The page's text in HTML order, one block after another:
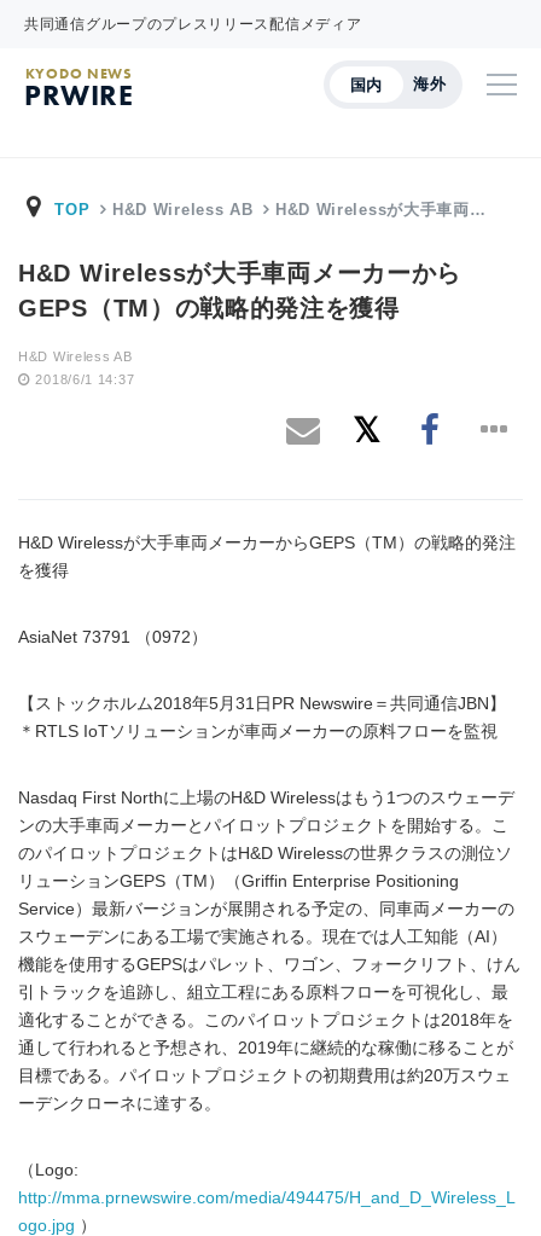
共同通信グループのプレスリリース配信メディア
国内 海外
KYODO NEWS
PRWIRE
TOP H&D Wireless AB H&D Wirelessが大手車両…
H&D Wirelessが大手車両メーカーから
GEPS（TM）の戦略的発注を獲得
H&D Wireless AB
2018/6/1 14:37
H&D Wirelessが大手車両メーカーからGEPS（TM）の戦略的発注
を獲得
AsiaNet 73791 （0972）
【ストックホルム2018年5月31日PR Newswire＝共同通信JBN】
＊RTLS IoTソリューションが車両メーカーの原料フローを監視
Nasdaq First Northに上場のH&D Wirelessはもう1つのスウェーデ
ンの大手車両メーカーとパイロットプロジェクトを開始する。こ
のパイロットプロジェクトはH&D Wirelessの世界クラスの測位ソ
リューションGEPS（TM）（Griffin Enterprise Positioning
Service）最新バージョンが展開される予定の、同車両メーカーの
スウェーデンにある工場で実施される。現在では人工知能（AI）
機能を使用するGEPSはパレット、ワゴン、フォークリフト、けん
引トラックを追跡し、組立工程にある原料フローを可視化し、最
適化することができる。このパイロットプロジェクトは2018年を
通して行われると予想され、2019年に継続的な稼働に移ることが
目標である。パイロットプロジェクトの初期費用は約20万スウェ
ーデンクローネに達する。
（Logo:
http://mma.prnewswire.com/media/494475/H_and_D_Wireless_L
ogo.jpg ）